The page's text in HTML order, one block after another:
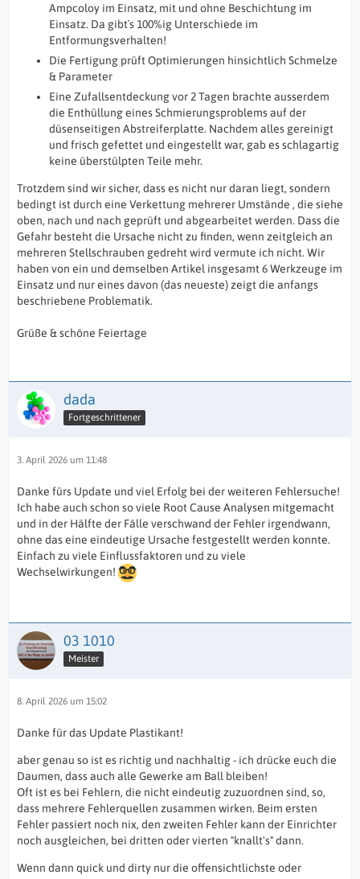
Ampcoloy im Einsatz, mit und ohne Beschichtung im
Einsatz. Da gibt´s 100%ig Unterschiede im
Entformungsverhalten!
Die Fertigung prüft Optimierungen hinsichtlich Schmelze
& Parameter
Eine Zufallsentdeckung vor 2 Tagen brachte ausserdem
die Enthüllung eines Schmierungsproblems auf der
düsenseitigen Abstreiferplatte. Nachdem alles gereinigt
und frisch gefettet und eingestellt war, gab es schlagartig
keine überstülpten Teile mehr.
Trotzdem sind wir sicher, dass es nicht nur daran liegt, sondern
bedingt ist durch eine Verkettung mehrerer Umstände , die siehe
oben, nach und nach geprüft und abgearbeitet werden. Dass die
Gefahr besteht die Ursache nicht zu finden, wenn zeitgleich an
mehreren Stellschrauben gedreht wird vermute ich nicht. Wir
haben von ein und demselben Artikel insgesamt 6 Werkzeuge im
Einsatz und nur eines davon (das neueste) zeigt die anfangs
beschriebene Problematik.
Grüße & schöne Feiertage
dada
Fortgeschrittener
3. April 2026 um 11:48
Danke fürs Update und viel Erfolg bei der weiteren Fehlersuche!
Ich habe auch schon so viele Root Cause Analysen mitgemacht
und in der Hälfte der Fälle verschwand der Fehler irgendwann,
ohne das eine eindeutige Ursache festgestellt werden konnte.
Einfach zu viele Einflussfaktoren und zu viele
Wechselwirkungen!
03 1010
Meister
8. April 2026 um 15:02
Danke für das Update Plastikant!
aber genau so ist es richtig und nachhaltig - ich drücke euch die
Daumen, dass auch alle Gewerke am Ball bleiben!
Oft ist es bei Fehlern, die nicht eindeutig zuzuordnen sind, so,
dass mehrere Fehlerquellen zusammen wirken. Beim ersten
Fehler passiert noch nix, den zweiten Fehler kann der Einrichter
noch ausgleichen, bei dritten oder vierten "knallt's" dann.
Wenn dann quick und dirty nur die offensichtlichste oder